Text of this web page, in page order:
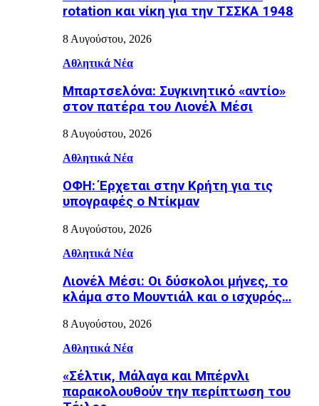
rotation και νίκη για την ΤΣΣΚΑ 1948
8 Αυγούστου, 2026
Αθλητικά Νέα
Μπαρτσελόνα: Συγκινητικό «αντίο»
στον πατέρα του Λιονέλ Μέσι
8 Αυγούστου, 2026
Αθλητικά Νέα
ΟΦΗ: Έρχεται στην Κρήτη για τις
υπογραφές ο Ντίκμαν
8 Αυγούστου, 2026
Αθλητικά Νέα
Λιονέλ Μέσι: Οι δύσκολοι μήνες, το
κλάμα στο Μουντιάλ και ο ισχυρός…
8 Αυγούστου, 2026
Αθλητικά Νέα
«Σέλτικ, Μάλαγα και Μπέρνλι
παρακολουθούν την περίπτωση του